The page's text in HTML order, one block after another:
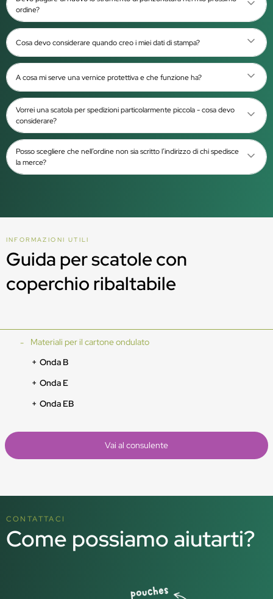
ordine?
Cosa devo considerare quando creo i miei dati di stampa?
A cosa mi serve una vernice protettiva e che funzione ha?
Vorrei una scatola per spedizioni particolarmente piccola - cosa devo
considerare?
Posso scegliere che nell’ordine non sia scritto l’indirizzo di chi spedisce
la merce?
INFORMAZIONI UTILI
Guida per scatole con
coperchio ribaltabile
Materiali per il cartone ondulato
Onda B
Onda E
Onda EB
Vai al consulente
CONTATTACI
Come possiamo aiutarti?